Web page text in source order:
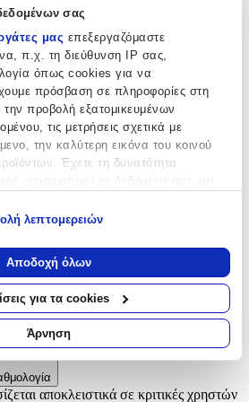
σας
μας επεξεργαζόμαστε
π.χ. τη διεύθυνση IP σας,
όπως cookies για να
πρόσβαση σε πληροφορίες στη
προβολή εξατομικευμένων
τις μετρήσεις σχετικά με
την καλύτερη εικόνα του κοινού
Έχετε τη δυνατότητα
σχετικά με τη γεωγραφική
μπορεί να είναι ακριβείς σε
τη συσκευή σας σαρώνοντας ενεργά
(δακτυλικό αποτύπωμα)
με τον τρόπο επεξεργασίας των
και καθορίστε τις προτιμήσεις σας
. Μπορείτε να αλλάξετε ή να
λεπτομερειών
Αποδοχή όλων
για τα cookies
Άρνηση
άλλες αξιολογήσεις. Όταν
εδώ.
αποκλειστικά σε κριτικές χρηστών